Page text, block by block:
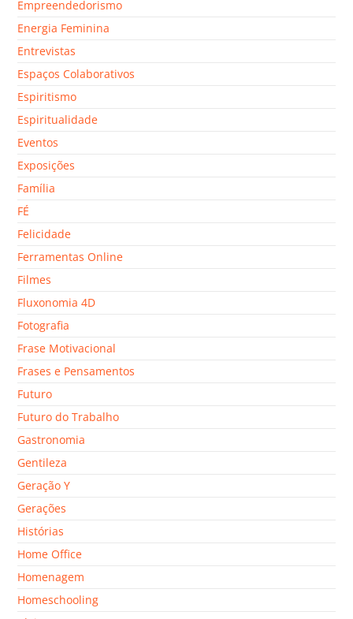
Empreendedorismo
Energia Feminina
Entrevistas
Espaços Colaborativos
Espiritismo
Espiritualidade
Eventos
Exposições
Família
FÉ
Felicidade
Ferramentas Online
Filmes
Fluxonomia 4D
Fotografia
Frase Motivacional
Frases e Pensamentos
Futuro
Futuro do Trabalho
Gastronomia
Gentileza
Geração Y
Gerações
Histórias
Home Office
Homenagem
Homeschooling